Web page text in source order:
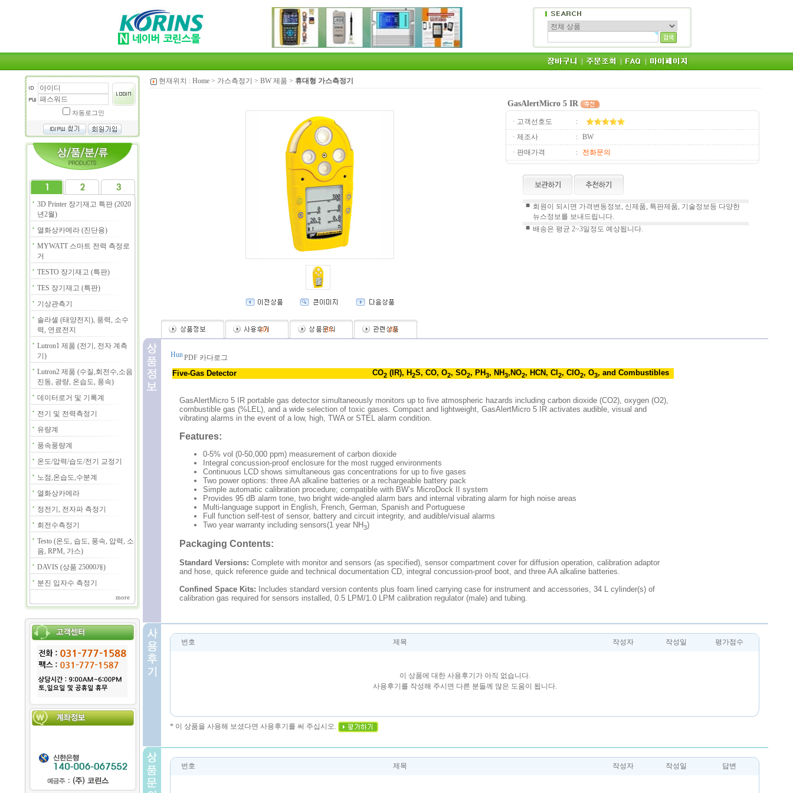
자동로그인
3D Printer 장기재고 특판 (2020
년2월)
열화상카메라 (진단용)
MYWATT 스마트 전력 측정로
거
TESTO 장기재고 (특판)
TES 장기재고 (특판)
기상관측기
솔라셀 (태양전지), 풍력, 소수
력, 연료전지
Lutron1 제품 (전기, 전자 계측
기)
Lutron2 제품 (수질,회전수,소음
진동, 광량, 온습도, 풍속)
데이터로거 및 기록계
전기 및 전력측정기
유량계
풍속풍량계
온도/압력/습도/전기 교정기
노점,온습도,수분계
열화상카메라
정전기, 전자파 측정기
회전수측정기
Testo (온도, 습도, 풍속, 압력, 소
음, RPM, 가스)
DAVIS (상품 25000개)
분진 입자수 측정기
more
현재위치 : Home > 가스측정기 > BW 제품 > 휴대형 가스측정기
GasAlertMicro 5 IR
· 고객선호도
:
· 제조사
:
BW
· 판매가격
: 전화문의
■ 회원이 되시면 가격변동정보, 신제품, 특판제품, 기술정보등 다양한
뉴스정보를 보내드립니다.
■ 배송은 평균 2~3일정도 예상됩니다.
(0) (0) (0)
PDF 카다로그
Five-Gas Detector CO2 (IR), H2S, CO, O2, SO2, PH3, NH3,NO2, HCN, Cl 2, ClO2, O3, and Combustibles
GasAlertMicro 5 IR portable gas detector simultaneously monitors up to five atmospheric hazards including carbon dioxide (CO2), oxygen (O2),
combustible gas (%LEL), and a wide selection of toxic gases. Compact and lightweight, GasAlertMicro 5 IR activates audible, visual and
vibrating alarms in the event of a low, high, TWA or STEL alarm condition.
Features:
0-5% vol (0-50,000 ppm) measurement of carbon dioxide
Integral concussion-proof enclosure for the most rugged environments
Continuous LCD shows simultaneous gas concentrations for up to five gases
Two power options: three AA alkaline batteries or a rechargeable battery pack
Simple automatic calibration procedure; compatible with BW’s MicroDock II system
Provides 95 dB alarm tone, two bright wide-angled alarm bars and internal vibrating alarm for high noise areas
Multi-language support in English, French, German, Spanish and Portuguese
Full function self-test of sensor, battery and circuit integrity, and audible/visual alarms
Two year warranty including sensors(1 year NH3)
Packaging Contents:
Standard Versions: Complete with monitor and sensors (as specified), sensor compartment cover for diffusion operation, calibration adaptor
and hose, quick reference guide and technical documentation CD, integral concussion-proof boot, and three AA alkaline batteries.
Confined Space Kits: Includes standard version contents plus foam lined carrying case for instrument and accessories, 34 L cylinder(s) of
calibration gas required for sensors installed, 0.5 LPM/1.0 LPM calibration regulator (male) and tubing.
번호 제목 작성자 작성일 평가점수
이 상품에 대한 사용후기가 아직 없습니다.
사용후기를 작성해 주시면 다른 분들께 많은 도움이 됩니다.
* 이 상품을 사용해 보셨다면 사용후기를 써 주십시오.
번호 제목 작성자 작성일 답변